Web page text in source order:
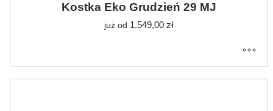
Kostka Eko Grudzień 29 MJ
już od 1.549,00zł